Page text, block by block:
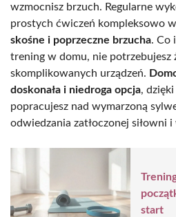
wzmocnisz brzuch. Regularne
prostych ćwiczeń kompleksowo
skośne i poprzeczne brzucha. Co
trening w domu, nie potrzebujesz
skomplikowanych urządzeń.
doskonała i niedroga opcja,
popracujesz nad wymarzoną
odwiedzania zatłoczonej siłowni
start